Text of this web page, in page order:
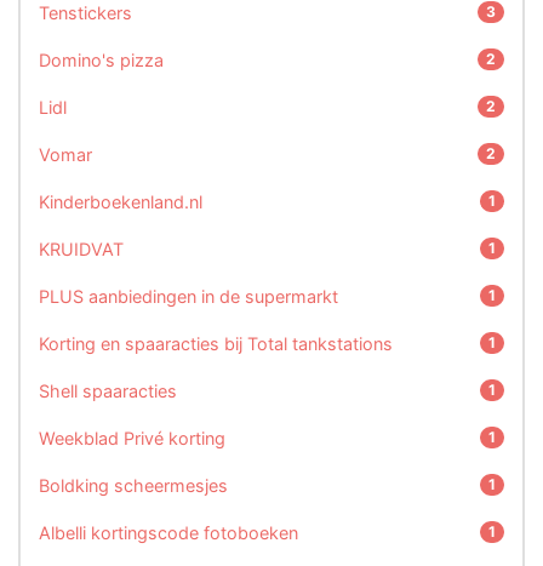
Tenstickers 3
Domino's pizza 2
Lidl 2
Vomar 2
Kinderboekenland.nl 1
KRUIDVAT 1
PLUS aanbiedingen in de supermarkt 1
Korting en spaaracties bij Total tankstations 1
Shell spaaracties 1
Weekblad Privé korting 1
Boldking scheermesjes 1
Albelli kortingscode fotoboeken 1